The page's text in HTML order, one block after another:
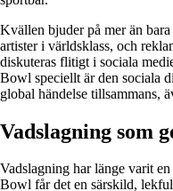
Kvällen bjuder på mer än
artister i världsklass, och
diskuteras flitigt i sociala
Bowl speciellt är den sociala
global händelse tillsammans,
Vadslagning som
Vadslagning har länge varit
Bowl får det en särskild,